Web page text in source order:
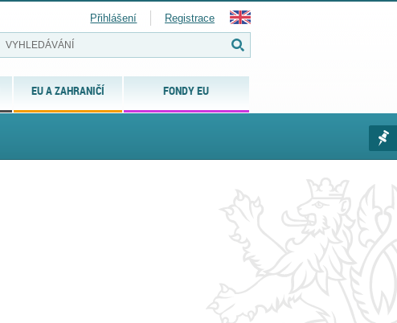
EU A ZAHRANIČÍ FONDY EU
Přihlášení Registrace